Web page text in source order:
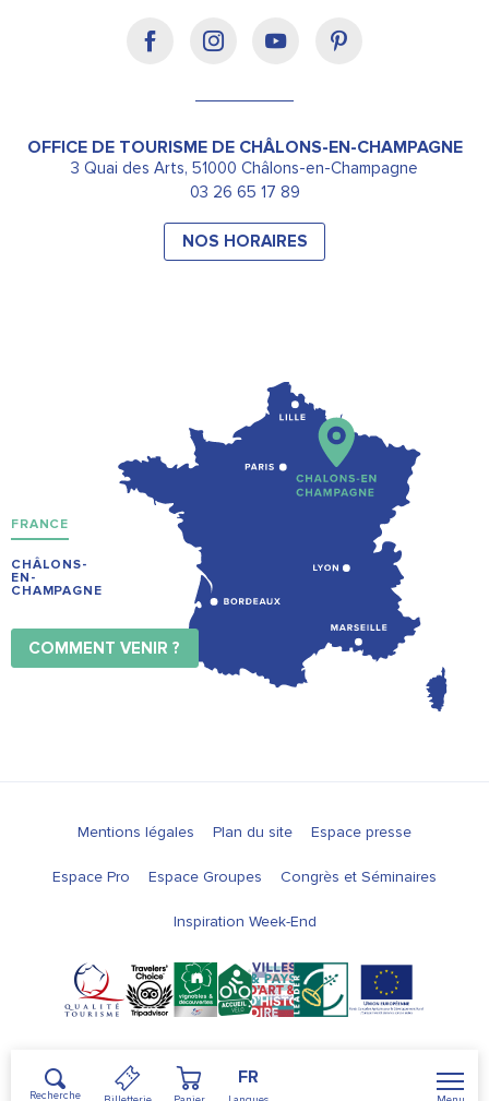
Recherche
FR
OFFICE DE TOURISME DE CHÂLONS-EN-CHAMPAGNE
3 Quai des Arts, 51000 Châlons-en-Champagne
03 26 65 17 89
NOS HORAIRES
FRANCE
CHÂLONS-
EN-
CHAMPAGNE
COMMENT VENIR ?
Mentions légales Plan du site Espace presse
Espace Pro Espace Groupes Congrès et Séminaires
Inspiration Week-End